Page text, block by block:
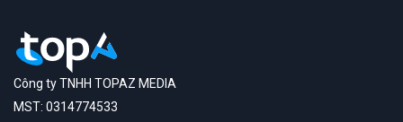
Công ty TNHH TOPAZ MEDIA
MST: 0314774533